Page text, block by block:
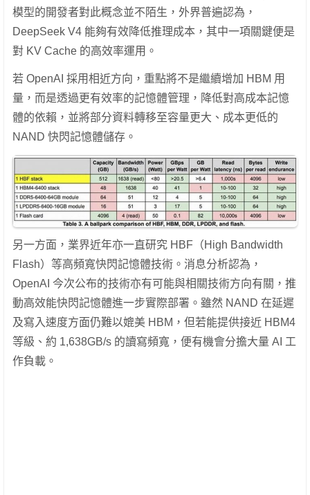
模型的開發者對此概念並不陌生，外界普遍認為，
DeepSeek V4 能夠有效降低推理成本，其中一項關鍵便是
對 KV Cache 的高效率運用。
若 OpenAI 採用相近方向，重點將不是繼續增加 HBM 用
量，而是透過更有效率的記憶體管理，降低對高成本記憶
體的依賴，並將部分資料轉移至容量更大、成本更低的
NAND 快閃記憶體儲存。
另一方面，業界近年亦一直研究 HBF（High Bandwidth
Flash）等高頻寬快閃記憶體技術。消息分析認為，
OpenAI 今次公布的技術亦有可能與相關技術方向有關，推
動高效能快閃記憶體進一步實際部署。雖然 NAND 在延遲
及寫入速度方面仍難以媲美 HBM，但若能提供接近 HBM4
等級、約 1,638GB/s 的讀寫頻寬，便有機會分擔大量 AI 工
作負載。